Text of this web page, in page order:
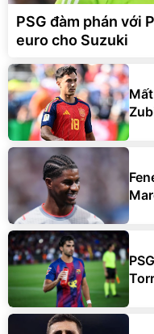
PSG đàm phán với
euro cho Suzuki